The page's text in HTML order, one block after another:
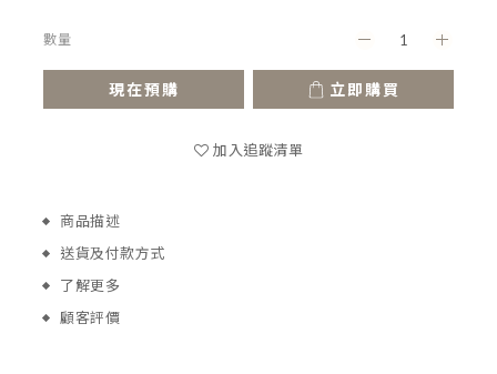
數量
現在預購 立即購買
加入追蹤清單
商品描述
送貨及付款方式
了解更多
顧客評價